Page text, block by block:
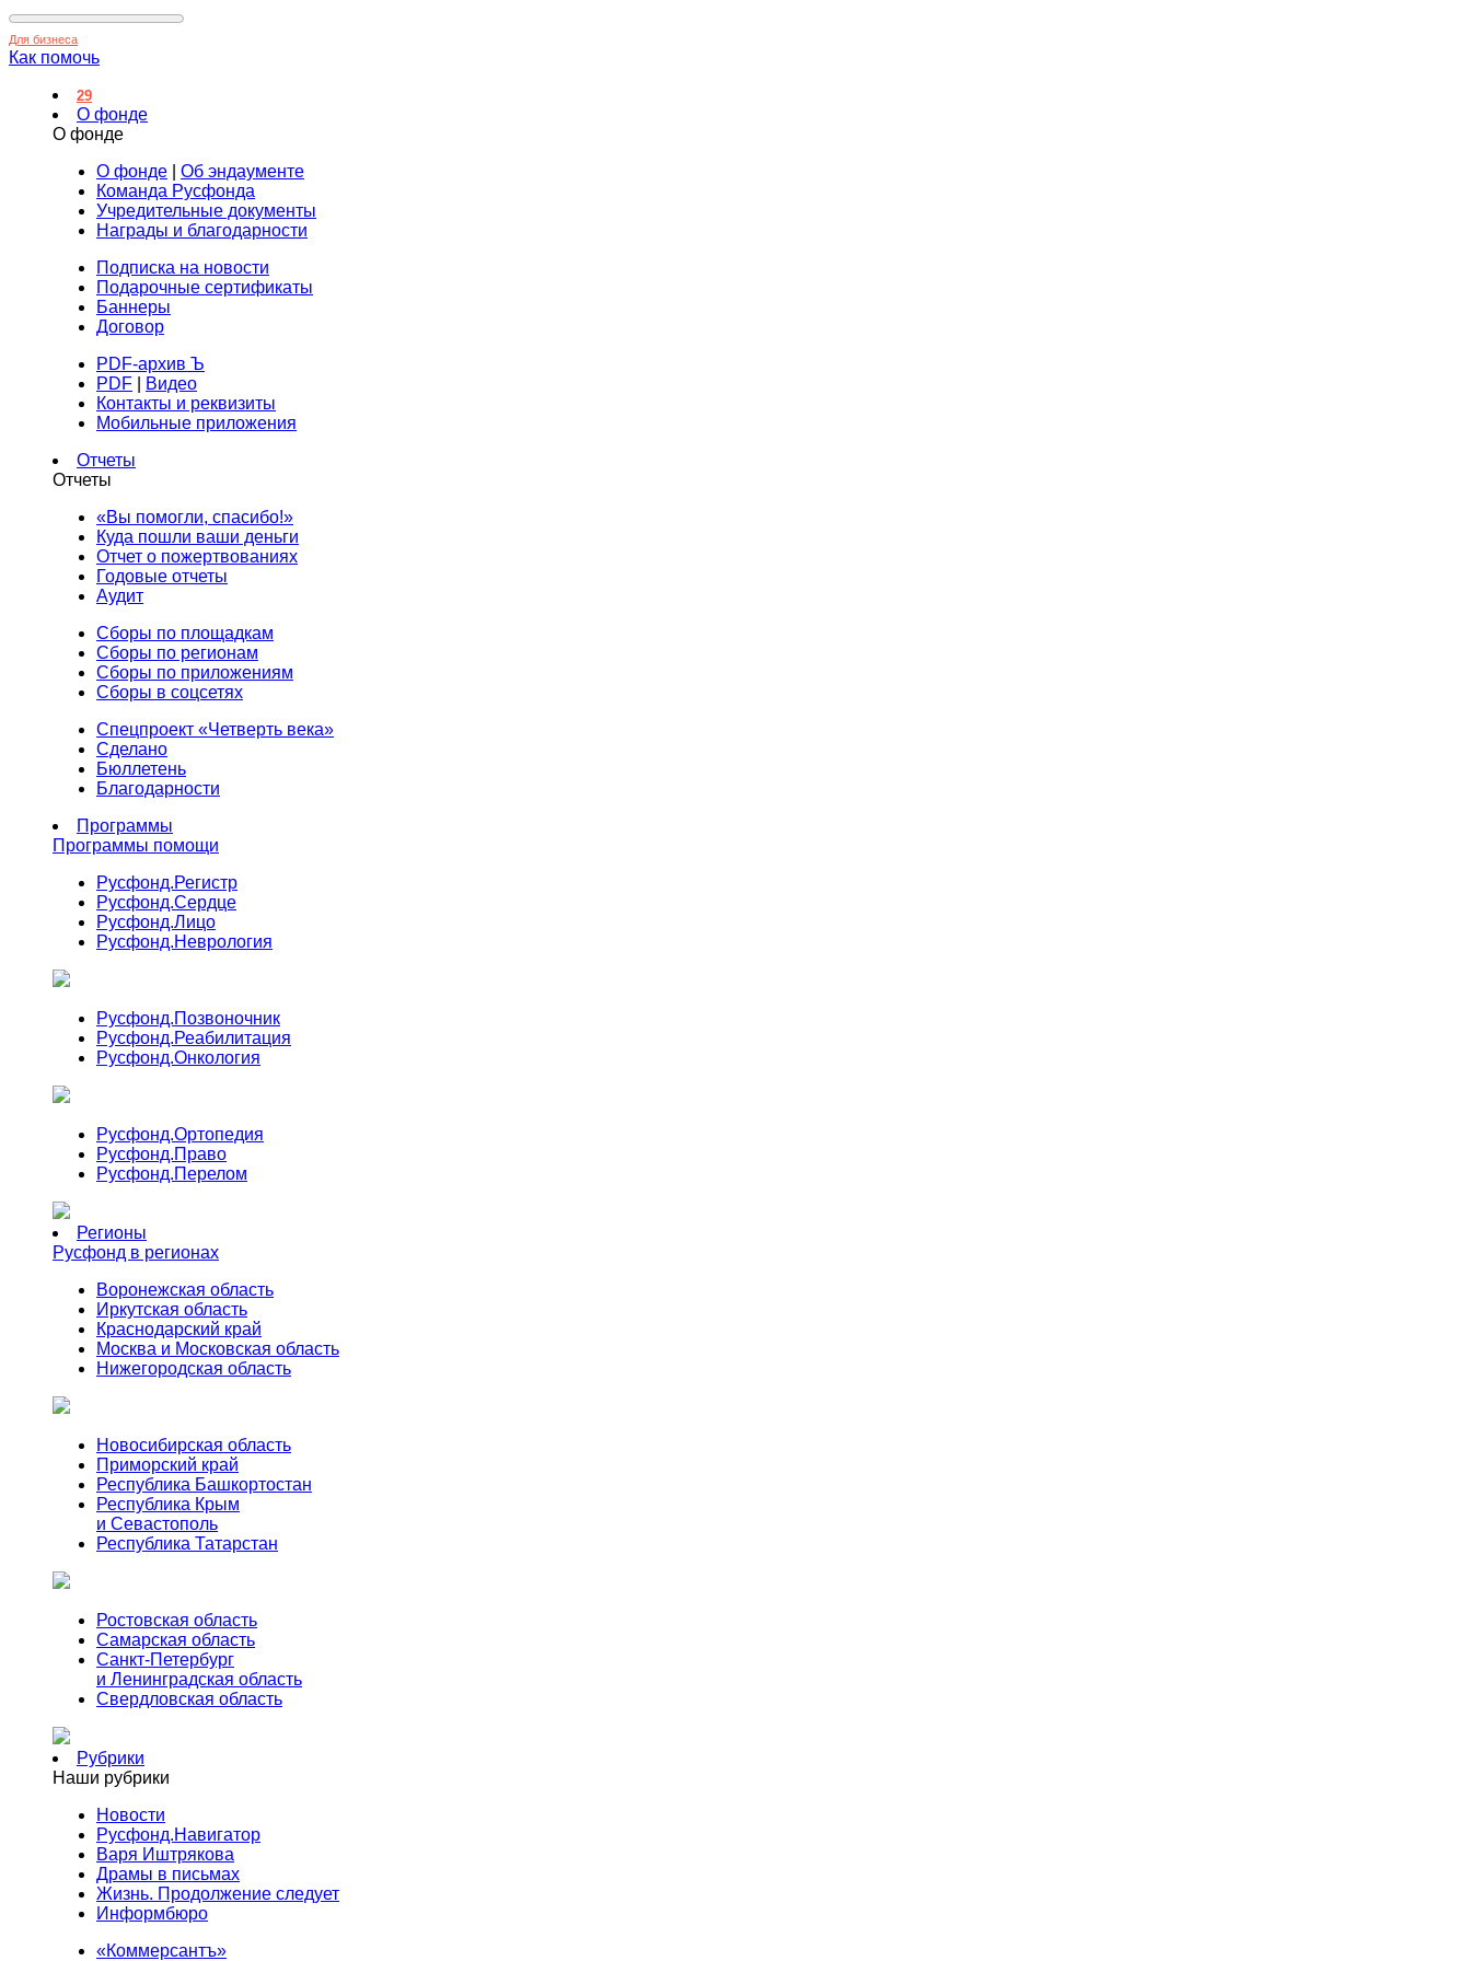
Для бизнеса
Как помочь
29
О фонде
О фонде
О фонде
Об эндаументе
Команда Русфонда
Учредительные документы
Награды и благодарности
Подписка на новости
Подарочные сертификаты
Баннеры
Договор
PDF-архив Ъ
PDF
Видео
Контакты и реквизиты
Мобильные приложения
Отчеты
Отчеты
«Вы помогли, спасибо!»
Куда пошли ваши деньги
Отчет о пожертвованиях
Годовые отчеты
Аудит
Сборы по площадкам
Сборы по регионам
Сборы по приложениям
Сборы в соцсетях
Спецпроект «Четверть века»
Сделано
Бюллетень
Благодарности
Программы
Программы помощи
Русфонд.Регистр
Русфонд.Сердце
Русфонд.Лицо
Русфонд.Неврология
Русфонд.Позвоночник
Русфонд.Реабилитация
Русфонд.Онкология
Русфонд.Ортопедия
Русфонд.Право
Русфонд.Перелом
Регионы
Русфонд в регионах
Воронежская область
Иркутская область
Краснодарский край
Москва и Московская область
Нижегородская область
Новосибирская область
Приморский край
Республика Башкортостан
Республика Крым
и Севастополь
Республика Татарстан
Ростовская область
Самарская область
Санкт-Петербург
и Ленинградская область
Свердловская область
Рубрики
Наши рубрики
Новости
Русфонд.Навигатор
Варя Иштрякова
Драмы в письмах
Жизнь. Продолжение следует
Информбюро
«Коммерсантъ»